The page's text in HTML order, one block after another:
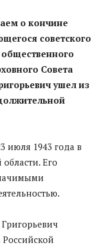
о кончине
советского
Совета
ушел из
июля 1943 года в
Его